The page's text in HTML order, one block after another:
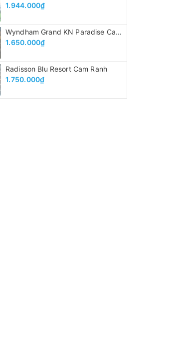
1.944.000₫
Wyndham Grand KN Paradise Cam Ranh
1.650.000₫
Radisson Blu Resort Cam Ranh
1.750.000₫